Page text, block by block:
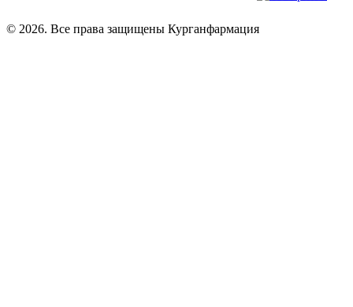
© 2026. Все права защищены Курганфармация